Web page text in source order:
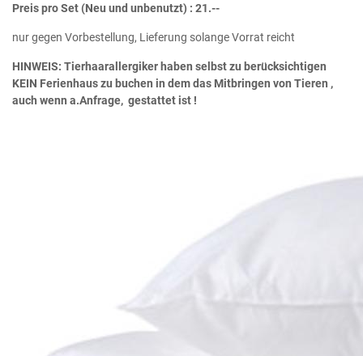
Preis pro Set (Neu und unbenutzt) : 21.--
nur gegen Vorbestellung, Lieferung solange Vorrat reicht
HINWEIS: Tierhaarallergiker haben selbst zu berücksichtigen
KEIN Ferienhaus zu buchen in dem das Mitbringen von Tieren ,
auch wenn a.Anfrage, gestattet ist !